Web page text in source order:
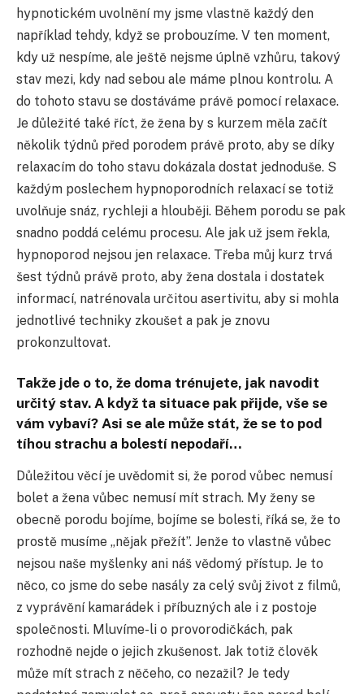
hypnotickém uvolnění my jsme vlastně každý den
například tehdy, když se probouzíme. V ten moment,
kdy už nespíme, ale ještě nejsme úplně vzhůru, takový
stav mezi, kdy nad sebou ale máme plnou kontrolu. A
do tohoto stavu se dostáváme právě pomocí relaxace.
Je důležité také říct, že žena by s kurzem měla začít
několik týdnů před porodem právě proto, aby se díky
relaxacím do toho stavu dokázala dostat jednoduše. S
každým poslechem hypnoporodních relaxací se totiž
uvolňuje snáz, rychleji a hlouběji. Během porodu se pak
snadno poddá celému procesu. Ale jak už jsem řekla,
hypnoporod nejsou jen relaxace. Třeba můj kurz trvá
šest týdnů právě proto, aby žena dostala i dostatek
informací, natrénovala určitou asertivitu, aby si mohla
jednotlivé techniky zkoušet a pak je znovu
prokonzultovat.
Takže jde o to, že doma trénujete, jak navodit
určitý stav. A když ta situace pak přijde, vše se
vám vybaví? Asi se ale může stát, že se to pod
tíhou strachu a bolestí nepodaří…
Důležitou věcí je uvědomit si, že porod vůbec nemusí
bolet a žena vůbec nemusí mít strach. My ženy se
obecně porodu bojíme, bojíme se bolesti, říká se, že to
prostě musíme „nějak přežít”. Jenže to vlastně vůbec
nejsou naše myšlenky ani náš vědomý přístup. Je to
něco, co jsme do sebe nasály za celý svůj život z filmů,
z vyprávění kamarádek i příbuzných ale i z postoje
společnosti. Mluvíme-li o provorodičkách, pak
rozhodně nejde o jejich zkušenost. Jak totiž člověk
může mít strach z něčeho, co nezažil? Je tedy